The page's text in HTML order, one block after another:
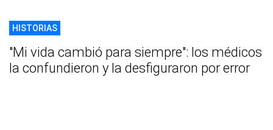
HISTORIAS
"Mi vida cambió para siempre": los médicos
la confundieron y la desfiguraron por error